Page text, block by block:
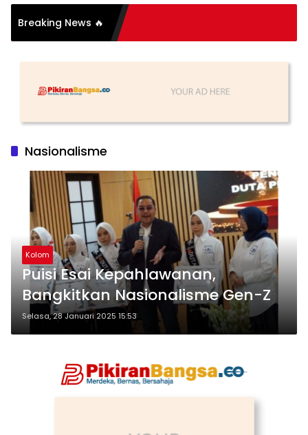
Breaking News 🔥
Organisasi: Antara
Substansi
Nasionalisme
Kolom
Puisi Esai Kepahlawanan,
Bangkitkan Nasionalisme Gen-Z
Selasa, 28 Januari 2025 15:53